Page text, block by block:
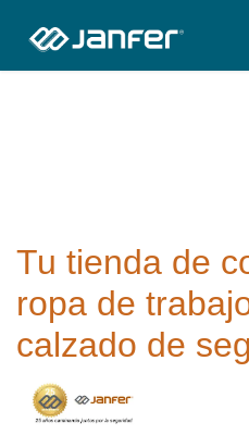
Tu tienda de
ropa de
calzado de